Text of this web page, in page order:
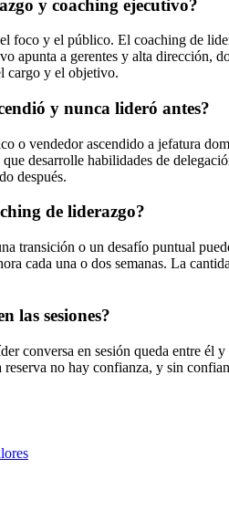
y coaching ejecutivo?
foco y el público. El coaching de
apunta a gerentes y alta dirección,
cargo y el objetivo.
y nunca lideró antes?
o vendedor ascendido a jefatura
desarrolle habilidades de
después.
de liderazgo?
transición o un desafío puntual
cada una o dos semanas. La
las sesiones?
conversa en sesión queda entre él
no hay confianza, y sin